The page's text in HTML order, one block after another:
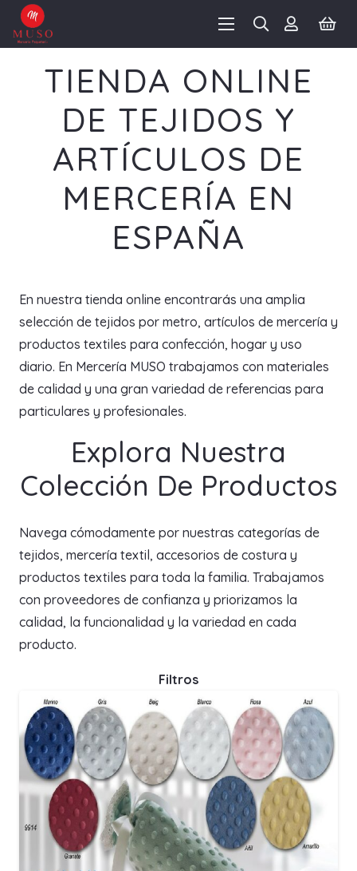
TIENDA ONLINE
DE TEJIDOS Y
ARTÍCULOS DE
MERCERÍA EN
ESPAÑA
En nuestra tienda online encontrarás una amplia
selección de tejidos por metro, artículos de mercería y
productos textiles para confección, hogar y uso
diario. En Mercería MUSO trabajamos con materiales
de calidad y una gran variedad de referencias para
particulares y profesionales.
Explora Nuestra
Colección De Productos
Navega cómodamente por nuestras categorías de
tejidos, mercería textil, accesorios de costura y
productos textiles para toda la familia. Trabajamos
con proveedores de confianza y priorizamos la
calidad, la funcionalidad y la variedad en cada
producto.
Filtros